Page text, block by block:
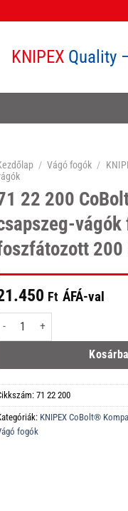
KNIPEX Quality
/ Vágó fogók /
22 200
200
Ft ÁFÁ-val
71 22 200 CoBolt® Kompakt
71 22 200
KNIPEX CoBolt®
fogók